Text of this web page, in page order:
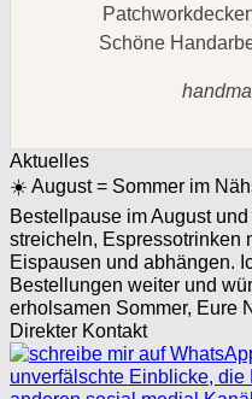
Schöne
Aktuelles
☀️ August = Sommer im
Bestellpause im August
streicheln, Espressotrinken
Eispausen und abhängen.
Bestellungen weiter und
erholsamen Sommer, Eure
Direkter Kontakt